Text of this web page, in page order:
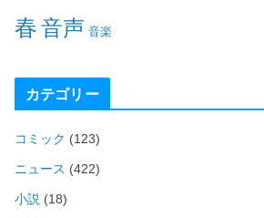
春音声 音楽
カテゴリー
コミック (123)
ニュース (422)
小説 (18)